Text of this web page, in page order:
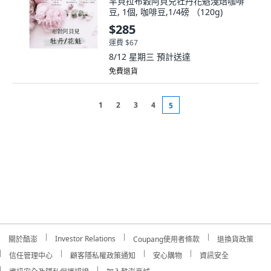
豆, 1個, 咖啡豆,1/4磅 （120g)
$285
運費 $67
8/12 星期三 預計送達
免費退貨
1 2 3 4 5
關於酷澎 Investor Relations Coupang使用者條款
退換貨政策
信任管理中心
顧客隱私權政策通知 安心購物
資訊安全